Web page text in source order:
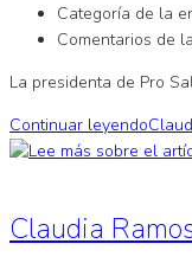
Categoría de la
Comentarios de
La presidenta de Pro
Continuar leyendo
Claudia